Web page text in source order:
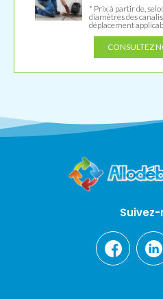
* Prix à partir de,
diamètres des
déplacement
CONSULTEZ